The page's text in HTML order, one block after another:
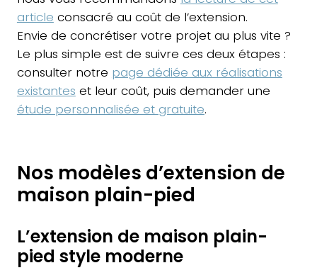
article consacré au coût de l’extension.
Envie de concrétiser votre projet au plus vite ?
Le plus simple est de suivre ces deux étapes :
consulter notre page dédiée aux réalisations
existantes et leur coût, puis demander une
étude personnalisée et gratuite.
Nos modèles d’extension de
maison plain-pied
L’extension de maison plain-
pied style moderne